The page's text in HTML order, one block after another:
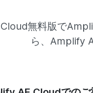
無料版で
ら、Amplify